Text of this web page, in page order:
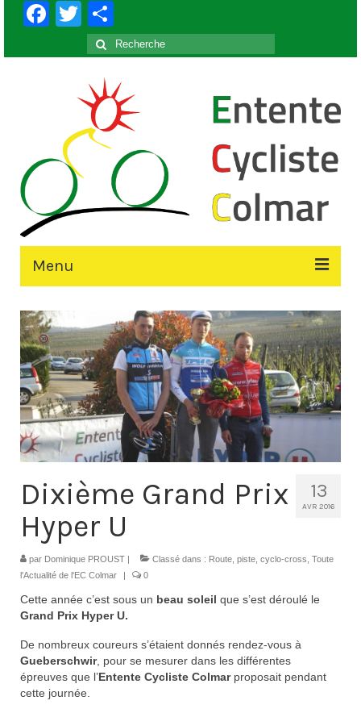
Facebook
Twitter
Rechercher
:
Menu
Accueil
Le Club
Contacts
Histoire
1950 à 1969
1980 à 1987
1997 à 2007
2008 à Aujourd’hui
Licence F.F.C.
Galerie Photos
13
AVR 2016
Dixième Grand Prix
Hyper U
par Dominique PROUST Classé dans : Route, piste, cyclo-cross, Toute
l'Actualité de l'EC Colmar
0
Cette année c’est sous un beau soleil que s’est déroulé le
Grand Prix Hyper U.
De nombreux coureurs s’étaient donnés rendez-vous à
Gueberschwir, pour se mesurer dans les différentes
épreuves que l’Entente Cycliste Colmarproposait pendant
cette journée.